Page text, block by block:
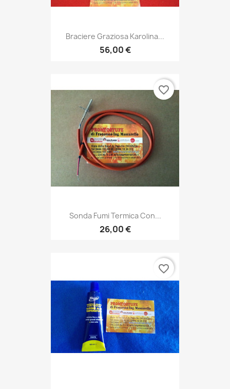
Braciere Graziosa Karolina...
56,00 €
Sonda Fumi Termica Con...
26,00 €
favorite_border
favorite_border